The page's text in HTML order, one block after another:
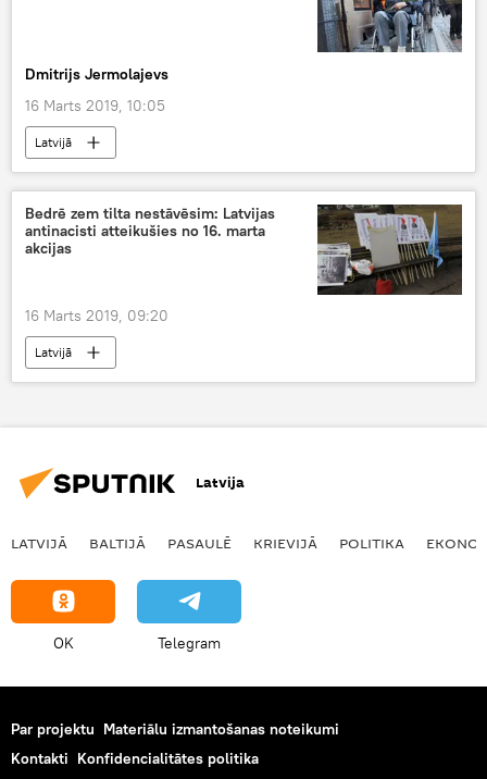
Dmitrijs Jermolajevs
16 Marts 2019, 10:05
Latvijā
Bedrē zem tilta nestāvēsim: Latvijas
antinacisti atteikušies no 16. marta
akcijas
16 Marts 2019, 09:20
Latvijā
Latvija
LATVIJĀ BALTIJĀ PASAULĒ KRIEVIJĀ POLITIKA
OK Telegram
Par projektu Materiālu izmantošanas noteikumi
Kontakti Konfidencialitātes politika